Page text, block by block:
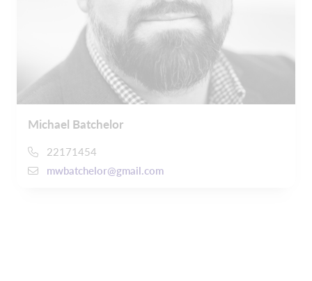
Michael Batchelor
22171454
mwbatchelor@gmail.com